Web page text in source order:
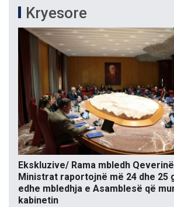
Kryesore
Ekskluzive/ Rama mbledh
Ministrat raportojnë më 24 dhe 25
edhe mbledhja e Asamblesë që
kabinetin